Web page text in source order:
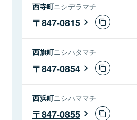
西寺町ニシデラマチ
847-0815
西旗町ニシハタマチ
847-0854
西浜町ニシハママチ
847-0855